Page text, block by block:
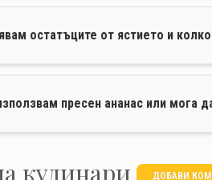
остатъците от ястието и
пресен ананас или мога
кулинари ДОБАВИ